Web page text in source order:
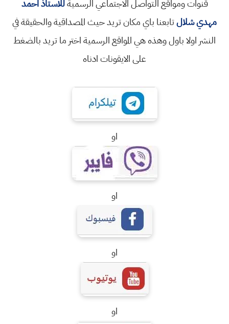
قنوات ومواقع التواصل الاجتماعي الرسميةللاستاذ احمد
مهدي شلالتابعنا باي مكان تريد حيث المصداقية والحقيقة في
النشر اولا باول وهذه هي المواقع الرسمية اختر ما تريد بالضغط
على الايقونات ادناه
او
او
او
او